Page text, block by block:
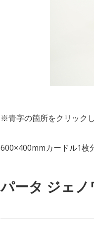
※青字の箇所をクリック
600×400mmカードル1枚
パータ ジェノ